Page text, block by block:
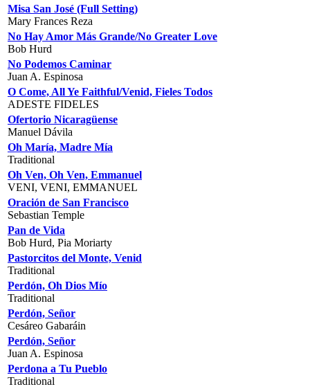
Misa San José (Full Setting)
Mary Frances Reza
No Hay Amor Más Grande/No Greater Love
Bob Hurd
No Podemos Caminar
Juan A. Espinosa
O Come, All Ye Faithful/Venid, Fieles Todos
ADESTE FIDELES
Ofertorio Nicaragüense
Manuel Dávila
Oh María, Madre Mía
Traditional
Oh Ven, Oh Ven, Emmanuel
VENI, VENI, EMMANUEL
Oración de San Francisco
Sebastian Temple
Pan de Vida
Bob Hurd, Pia Moriarty
Pastorcitos del Monte, Venid
Traditional
Perdón, Oh Dios Mío
Traditional
Perdón, Señor
Cesáreo Gabaráin
Perdón, Señor
Juan A. Espinosa
Perdona a Tu Pueblo
Traditional